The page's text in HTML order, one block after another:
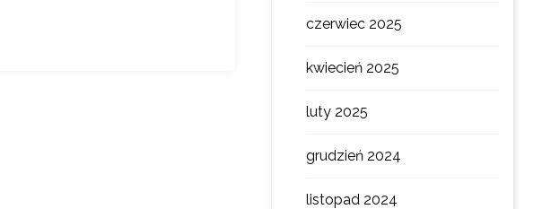
czerwiec 2025
kwiecień 2025
luty 2025
grudzień 2024
listopad 2024